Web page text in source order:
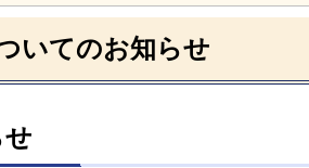
いてのお知らせ
せ